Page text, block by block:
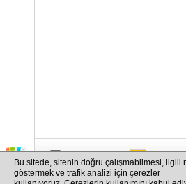
info@cargo.lt
+370 655
+371 258
Bu sitede, sitenin doğru çalışmabilmesi, ilgili
göstermek ve trafik analizi için çerezler